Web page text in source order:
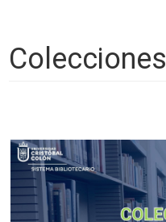
Colecciones